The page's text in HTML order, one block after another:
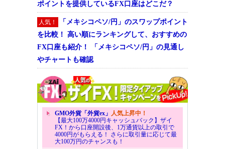
ポイントを提供しているFX口座はどこだ？
人気！
「メキシコペソ/円」のスワップポイント
を比較！ 高い順にランキングして、おすすめの
FX口座も紹介！ 「メキシコペソ/円」の見通し
やチャートも確認
GMO外貨「外貨ex」 人気上昇中！
【最大100万4000円キャッシュバック】ザイ
FX！から口座開設後、1万通貨以上の取引で
4000円がもらえる！ さらに取引量に応じて最
大100万円のチャンスも！